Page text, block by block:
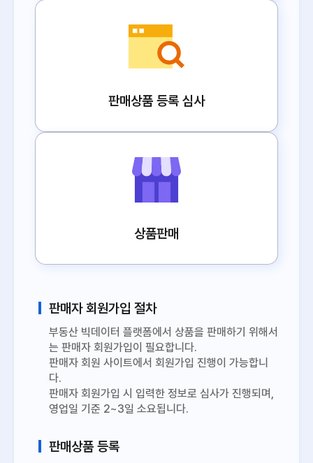
판매상품 등록 심사
상품판매
판매자 회원가입 절차
부동산 빅데이터 플랫폼에서 상품을 판매하기 위해서
는 판매자 회원가입이 필요합니다.
판매자 회원 사이트에서 회원가입 진행이 가능합니
다.
판매자 회원가입 시 입력한 정보로 심사가 진행되며,
영업일 기준 2~3일 소요됩니다.
판매상품 등록